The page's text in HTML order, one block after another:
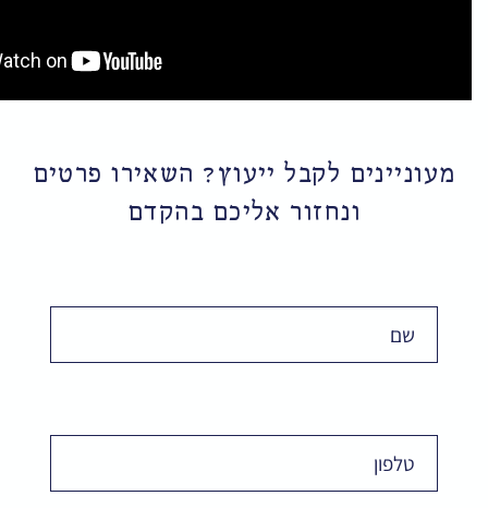
לקבל ייעוץ? השאירו פרטים
אליכם בהקדם